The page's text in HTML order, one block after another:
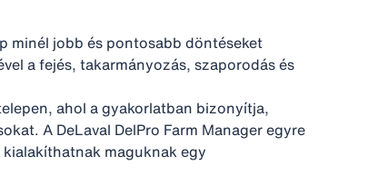
minél jobb és pontosabb döntéseket
a fejés, takarmányozás, szaporodás és
ahol a gyakorlatban bizonyítja,
A DeLaval DelPro Farm Manager egyre
maguknak egy